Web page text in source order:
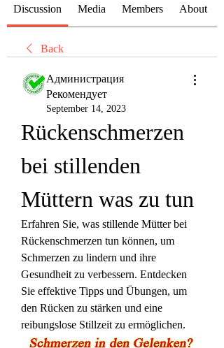
Discussion Media Members About
Back
Администрация
Рекомендует
September 14, 2023
Rückenschmerzen
bei stillenden
Müttern was zu tun
Erfahren Sie, was stillende Mütter bei
Rückenschmerzen tun können, um
Schmerzen zu lindern und ihre
Gesundheit zu verbessern. Entdecken
Sie effektive Tipps und Übungen, um
den Rücken zu stärken und eine
reibungslose Stillzeit zu ermöglichen.